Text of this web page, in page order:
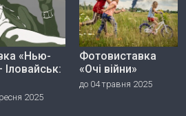
«Нью-
Іловайськ:
2025
Фотовиставка
«Очі війни»
до 04 травня 2025